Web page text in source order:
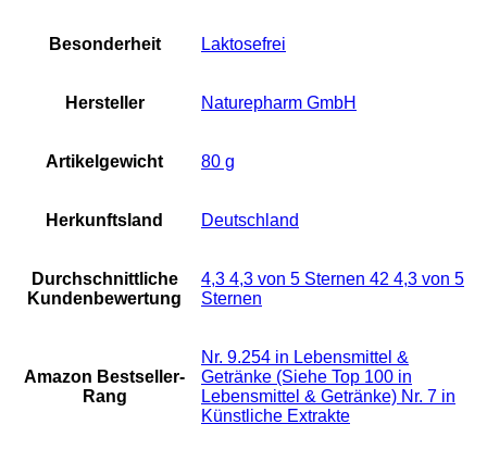
Besonderheit ‎Laktosefrei
Hersteller ‎Naturepharm GmbH
Artikelgewicht ‎80 g
Herkunftsland ‎Deutschland
Durchschnittliche
Kundenbewertung
4,3 4,3 von 5 Sternen 42 4,3 von 5
Sternen
Amazon Bestseller-
Rang
Nr. 9.254 in Lebensmittel &
Getränke (Siehe Top 100 in
Lebensmittel & Getränke) Nr. 7 in
Künstliche Extrakte